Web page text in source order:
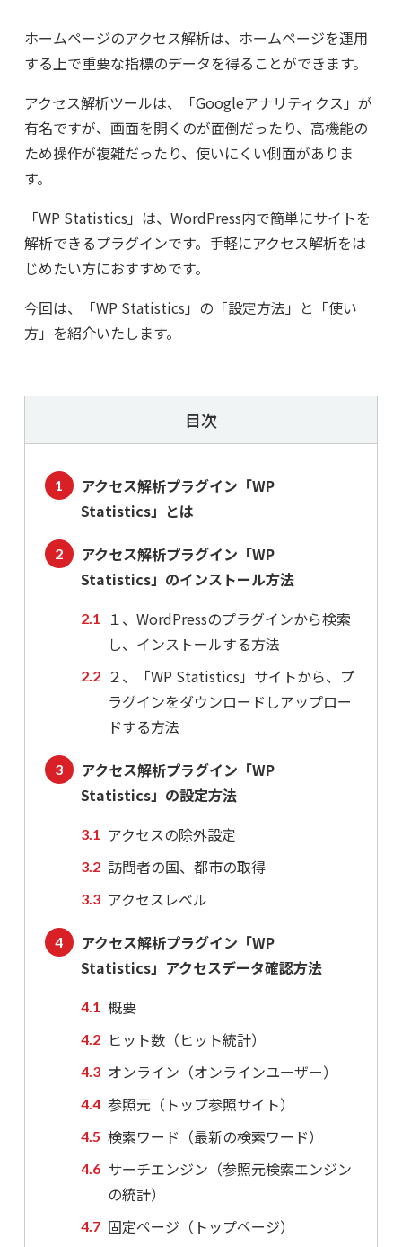
ホームページのアクセス解析は、ホームページを運用
する上で重要な指標のデータを得ることができます。
アクセス解析ツールは、「Googleアナリティクス」が
有名ですが、画面を開くのが面倒だったり、高機能の
ため操作が複雑だったり、使いにくい側面がありま
す。
「WP Statistics」は、WordPress内で簡単にサイトを
解析できるプラグインです。手軽にアクセス解析をは
じめたい方におすすめです。
今回は、「WP Statistics」の「設定方法」と「使い
方」を紹介いたします。
目次
アクセス解析プラグイン「WP
Statistics」とは
アクセス解析プラグイン「WP
Statistics」のインストール方法
１、WordPressのプラグインから検索
し、インストールする方法
２、「WP Statistics」サイトから、プ
ラグインをダウンロードしアップロー
ドする方法
アクセス解析プラグイン「WP
Statistics」の設定方法
アクセスの除外設定
訪問者の国、都市の取得
アクセスレベル
アクセス解析プラグイン「WP
Statistics」アクセスデータ確認方法
概要
ヒット数（ヒット統計）
オンライン（オンラインユーザー）
参照元（トップ参照サイト）
検索ワード（最新の検索ワード）
サーチエンジン（参照元検索エンジン
の統計）
固定ページ（トップページ）